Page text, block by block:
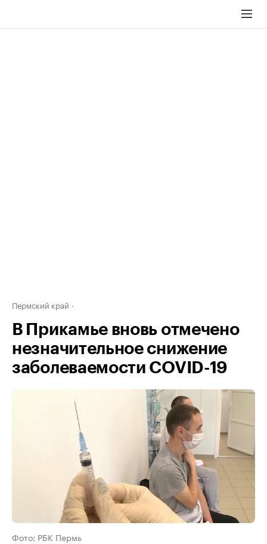
Пермский край
В Прикамье вновь отмечено
незначительное снижение
заболеваемости COVID-19
Фото: РБК Пермь